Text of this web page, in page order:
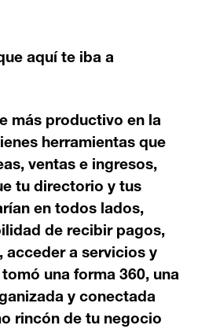
aquí te iba a
más productivo en la
herramientas que
ventas e ingresos,
tu directorio y tus
en todos lados,
de recibir pagos,
acceder a servicios y
una forma 360, una
y conectada
rincón de tu negocio